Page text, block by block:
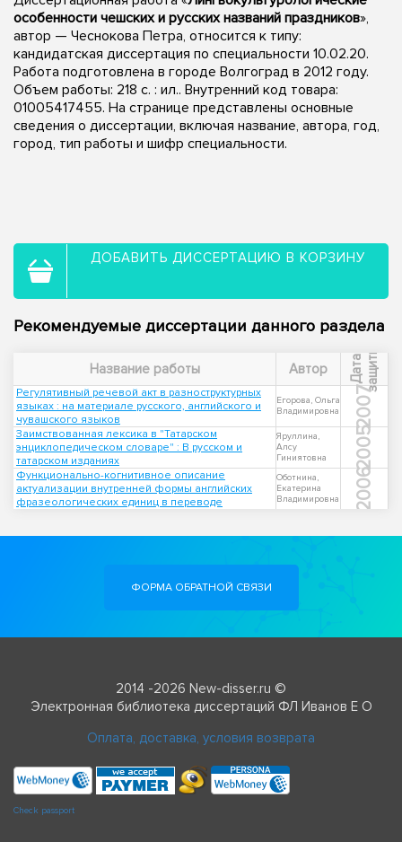
особенности чешских и русских названий праздников»,
автор — Чеснокова Петра, относится к типу:
кандидатская диссертация по специальности 10.02.20.
Работа подготовлена в городе Волгоград в 2012 году.
Объем работы: 218 с. : ил.. Внутренний код товара:
01005417455. На странице представлены основные
сведения о диссертации, включая название, автора, год,
город, тип работы и шифр специальности.
ДОБАВИТЬ ДИССЕРТАЦИЮ В КОРЗИНУ
Рекомендуемые диссертации данного раздела
Название работы Автор Д
а
т
а
з
а
щ
и
т ы
Регулятивный речевой акт в разноструктурных
языках : на материале русского, английского и
чувашского языков
Егорова, Ольга
Владимировна
2007
Заимствованная лексика в "Татарском
энциклопедическом словаре" : В русском и
татарском изданиях
Яруллина,
Алсу
Гиниятовна
2005
Функционально-когнитивное описание
актуализации внутренней формы английских
фразеологических единиц в переводе
Оботнина,
Екатерина
Владимировна
2006
ФОРМА ОБРАТНОЙ СВЯЗИ
2014 -2026 New-disser.ru ©
Электронная библиотека диссертаций ФЛ Иванов Е О
Оплата, доставка, условия возврата
Check passport